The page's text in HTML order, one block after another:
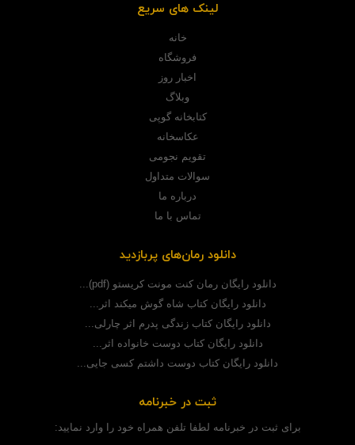
لینک های سریع
خانه
فروشگاه
اخبار روز
وبلاگ
کتابخانه گوپی
عکاسخانه
تقویم نجومی
سوالات متداول
درباره ما
تماس با ما
دانلود رمان‌های پربازدید
دانلود رایگان رمان کنت مونت کریستو (pdf)...
دانلود رایگان کتاب شاه گوش میکند اثر...
دانلود رایگان کتاب زندگی پدرم اثر چارلی...
دانلود رایگان کتاب دوست خانواده اثر...
دانلود رایگان کتاب دوست داشتم کسی جایی...
ثبت در خبرنامه
برای ثبت در خبرنامه لطفا تلفن همراه خود را وارد نمایید: